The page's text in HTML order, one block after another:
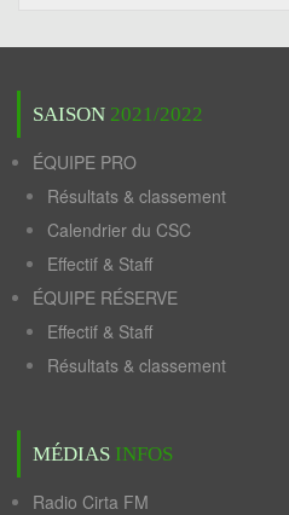
SAISON 2021/2022
ÉQUIPE PRO
Résultats & classement
Calendrier du CSC
Effectif & Staff
ÉQUIPE RÉSERVE
Effectif & Staff
Résultats & classement
MÉDIAS INFOS
Radio Cirta FM